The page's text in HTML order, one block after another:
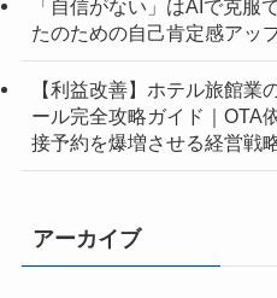
「自信がない」はAIで克服
たのための自己肯定感アッ
【利益改善】ホテル旅館業
ール完全攻略ガイド｜OTA
接予約を爆増させる経営戦
アーカイブ